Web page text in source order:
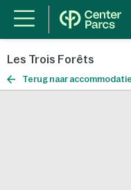
Les Trois Forêts
Terug naar